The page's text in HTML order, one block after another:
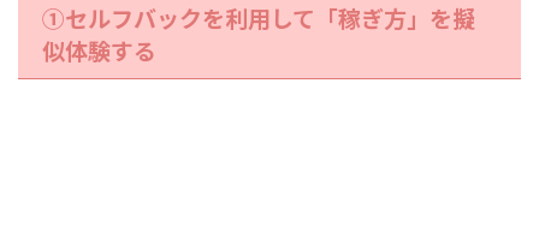
①セルフバックを利用して「稼ぎ方」を擬
似体験する